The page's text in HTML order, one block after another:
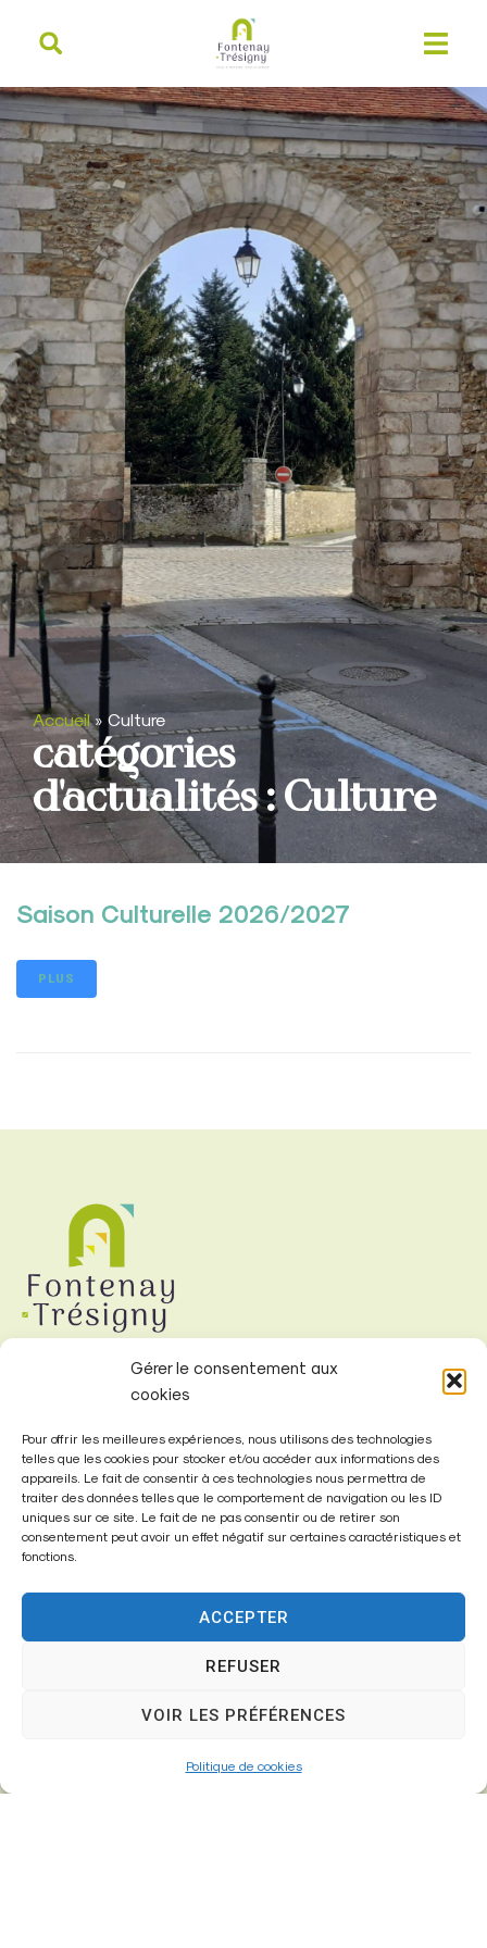
Gérer le consentement aux
cookies
Pour offrir les meilleures expériences, nous utilisons des technologies
telles que les cookies pour stocker et/ou accéder aux informations des
appareils. Le fait de consentir à ces technologies nous permettra de
traiter des données telles que le comportement de navigation ou les ID
uniques sur ce site. Le fait de ne pas consentir ou de retirer son
consentement peut avoir un effet négatif sur certaines caractéristiques et
fonctions.
ACCEPTER
REFUSER
VOIR LES PRÉFÉRENCES
Politique de cookies
principal
Accueil» Culture
catégories
d'actualités : Culture
Saison Culturelle 2026/2027
PLUS
Fontenay-Trésigny
Mairie,
26 Av. du Général de Gaulle
Horaires d’ouverture